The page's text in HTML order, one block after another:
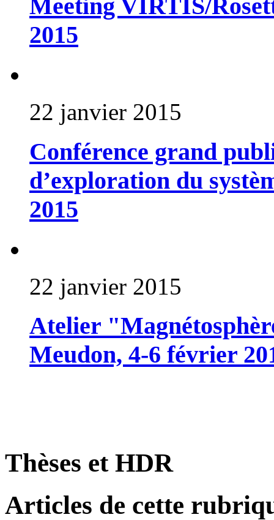
Meeting VIRTIS/
2015
22 janvier 2015
Conférence grand
d’exploration du
2015
22 janvier 2015
Atelier
Meudon, 4-6 février
Thèses et HDR
Articles de cette